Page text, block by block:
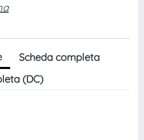
Scheda completa
(DC)